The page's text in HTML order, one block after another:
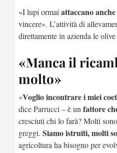
«I lupi ormai attaccano
vincere». L’attività di
direttamente in azienda le
«Manca il
molto»
«Voglio incontrare i miei
dice Parrucci – è un fattore
cresciuti chi lo farà? Molti
greggi. Siamo istruiti, molti
agricoltura ha bisogno per